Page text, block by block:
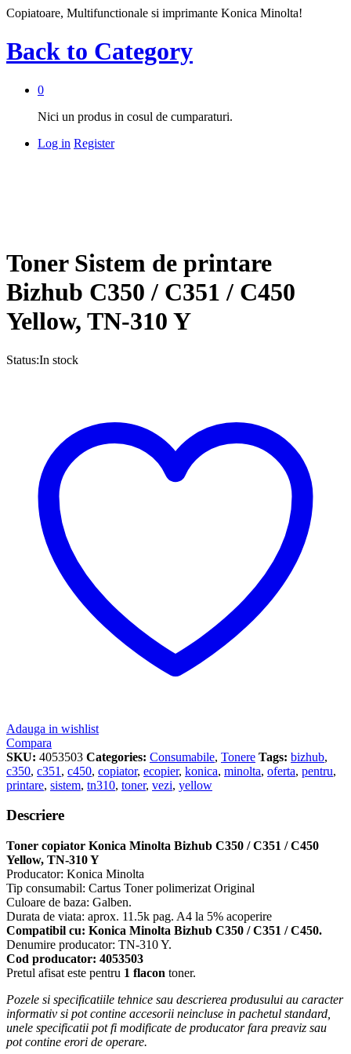
Copiatoare, Multifunctionale si imprimante Konica Minolta!
Back to Category
0
Nici un produs in cosul de cumparaturi.
Log in Register
Toner Sistem de printare
Bizhub C350 / C351 / C450
Yellow, TN-310 Y
Status:In stock
Adauga in wishlist
Compara
SKU: 4053503 Categories: Consumabile, Tonere Tags: bizhub,
c350, c351 , c450, copiator, ecopier, konica, minolta, oferta, pentru,
printare, sistem, tn310, toner, vezi, yellow
Descriere
Toner copiator Konica Minolta Bizhub C350 / C351 / C450
Yellow, TN-310 Y
Producator: Konica Minolta
Tip consumabil: Cartus Toner polimerizat Original
Culoare de baza: Galben.
Durata de viata: aprox. 11.5k pag. A4 la 5% acoperire
Compatibil cu: Konica Minolta Bizhub C350 / C351 / C450.
Denumire producator: TN-310 Y.
Cod producator: 4053503
Pretul afisat este pentru 1 flacon toner.
Pozele si specificatiile tehnice sau descrierea produsului au caracter
informativ si pot contine accesorii neincluse in pachetul standard,
unele specificatii pot fi modificate de producator fara preaviz sau
pot contine erori de operare.